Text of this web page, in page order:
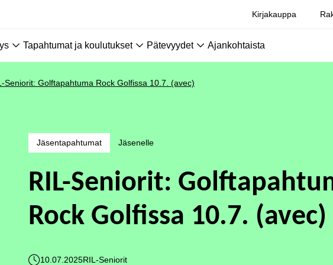
Kirjakauppa
Tapahtumat ja koulutukset Pätevyydet Ajankohtaista
Seniorit: Golftapahtuma Rock Golfissa 10.7. (avec)
Jäsentapahtumat Jäsenelle
RIL-Seniorit:
Rock Golfissa 10.7. (avec)
10.07.2025RIL-Seniorit